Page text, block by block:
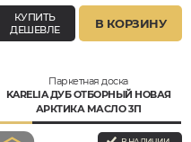
КУПИТЬ
ДЕШЕВЛЕ
В КОРЗИНУ
Паркетная доска
KARELIA ДУБ ОТБОРНЫЙ НОВАЯ
АРКТИКА МАСЛО 3П